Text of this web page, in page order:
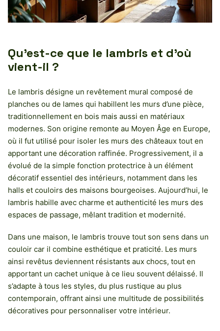
Qu’est-ce que le lambris et d’où
vient-il ?
Le lambris désigne un revêtement mural composé de
planches ou de lames qui habillent les murs d’une pièce,
traditionnellement en bois mais aussi en matériaux
modernes. Son origine remonte au Moyen Âge en Europe,
où il fut utilisé pour isoler les murs des châteaux tout en
apportant une décoration raffinée. Progressivement, il a
évolué de la simple fonction protectrice à un élément
décoratif essentiel des intérieurs, notamment dans les
halls et couloirs des maisons bourgeoises. Aujourd’hui, le
lambris habille avec charme et authenticité les murs des
espaces de passage, mêlant tradition et modernité.
Dans une maison, le lambris trouve tout son sens dans un
couloir car il combine esthétique et praticité. Les murs
ainsi revêtus deviennent résistants aux chocs, tout en
apportant un cachet unique à ce lieu souvent délaissé. Il
s’adapte à tous les styles, du plus rustique au plus
contemporain, offrant ainsi une multitude de possibilités
décoratives pour personnaliser votre intérieur.